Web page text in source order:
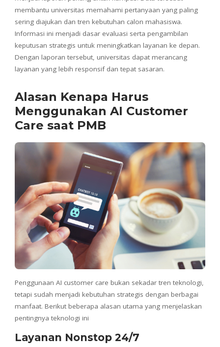
membantu universitas memahami pertanyaan yang paling
sering diajukan dan tren kebutuhan calon mahasiswa.
Informasi ini menjadi dasar evaluasi serta pengambilan
keputusan strategis untuk meningkatkan layanan ke depan.
Dengan laporan tersebut, universitas dapat merancang
layanan yang lebih responsif dan tepat sasaran.
Alasan Kenapa Harus
Menggunakan AI Customer
Care saat PMB
Penggunaan AI customer care bukan sekadar tren teknologi,
tetapi sudah menjadi kebutuhan strategis dengan berbagai
manfaat. Berikut beberapa alasan utama yang menjelaskan
pentingnya teknologi ini
Layanan Nonstop 24/7